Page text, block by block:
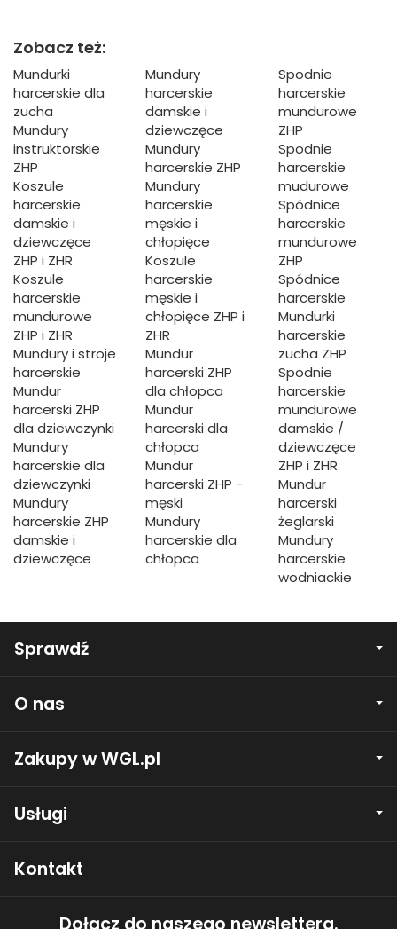
Zobacz też:
Mundurki
harcerskie dla
zucha
Mundury
instruktorskie
ZHP
Koszule
harcerskie
damskie i
dziewczęce
ZHP i ZHR
Koszule
harcerskie
mundurowe
ZHP i ZHR
Mundury i stroje
harcerskie
Mundur
harcerski ZHP
dla dziewczynki
Mundury
harcerskie dla
dziewczynki
Mundury
harcerskie ZHP
damskie i
dziewczęce
Mundury
harcerskie
damskie i
dziewczęce
Mundury
harcerskie ZHP
Mundury
harcerskie
męskie i
chłopięce
Koszule
harcerskie
męskie i
chłopięce ZHP i
ZHR
Mundur
harcerski ZHP
dla chłopca
Mundur
harcerski dla
chłopca
Mundur
harcerski ZHP -
męski
Mundury
harcerskie dla
chłopca
Spodnie
harcerskie
mundurowe
ZHP
Spodnie
harcerskie
mudurowe
Spódnice
harcerskie
mundurowe
ZHP
Spódnice
harcerskie
Mundurki
harcerskie
zucha ZHP
Spodnie
harcerskie
mundurowe
damskie /
dziewczęce
ZHP i ZHR
Mundur
harcerski
żeglarski
Mundury
harcerskie
wodniackie
Sprawdź
O nas
Zakupy w WGL.pl
Usługi
Kontakt
Dołącz do naszego newslettera.